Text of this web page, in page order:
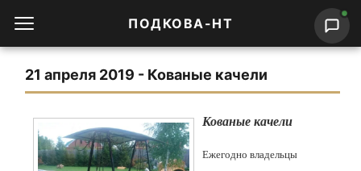
ПОДКОВА-НТ
21 апреля 2019 - Кованые качели
Кованые качели
Ежегодно владельцы